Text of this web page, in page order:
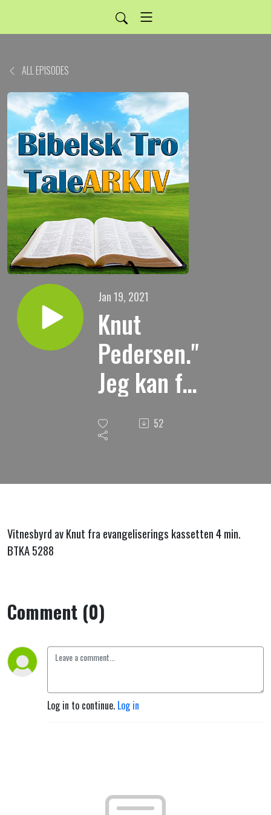
ALL EPISODES
Jan 19, 2021
Knut
Pedersen."
Jeg kan få
møte Gud
med Jesu
52
Vitnesbyrd av Knut fra evangeliserings kassetten 4 min.
BTKA 5288
Comment (0)
Log in to continue. Log in